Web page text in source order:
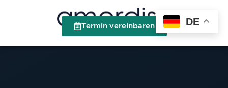
Termin vereinbaren DE